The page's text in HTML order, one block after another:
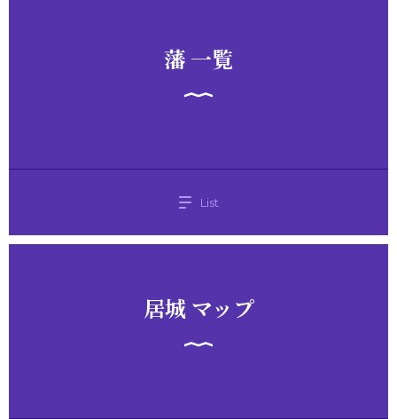
藩 一覧
List
居城 マップ